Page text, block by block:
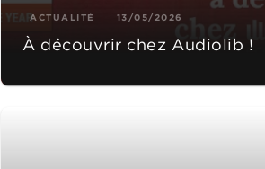
ACTUALITÉ 13/05/2026
À découvrir chez Audiolib !